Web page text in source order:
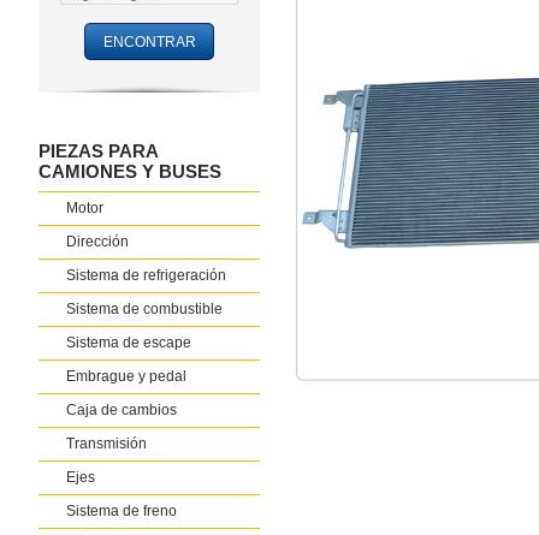
PIEZAS PARA
CAMIONES Y BUSES
Motor
Dirección
Sistema de refrigeración
Sistema de combustible
Sistema de escape
Embrague y pedal
Caja de cambios
Transmisión
Ejes
Sistema de freno